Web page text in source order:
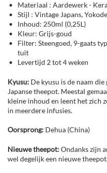
Materiaal : Aardewerk -
Stijl : Vintage Japans,
Inhoud: 250ml (0,25L)
Kleur: Grijs-goud
Filter: Steengoed, 9-gaats
tuit
Levertijd 2 tot 4 weken
Kyusu: De kyusu is de naam
Japanse theepot. Meestal
kleine inhoud en leent het zich
in meerdere infusies.
Oorsprong: Dehua (China)
Nieuwe theepot:Ondanks zijn
wel degelijk een nieuwe